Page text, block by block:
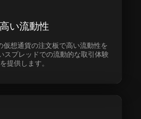
高い流動性
仮想通貨の注文板で高い流動性を
スプレッドでの流動的な取引体験
を提供します。